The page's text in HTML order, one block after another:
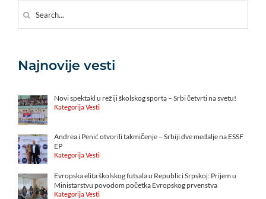
for:
Najnovije vesti
Novi spektakl u režiji školskog sporta – Srbi četvrti na svetu!
Kategorija Vesti
Andrea i Penić otvorili takmičenje – Srbiji dve medalje na ESSF
EP
Kategorija Vesti
Evropska elita školskog futsala u Republici Srpskoj: Prijem u
Ministarstvu povodom početka Evropskog prvenstva
Kategorija Vesti